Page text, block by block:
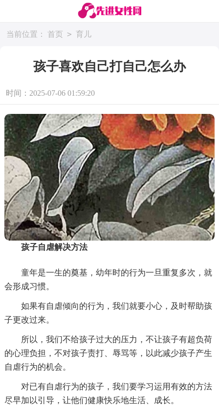
当前位置： 首页 > 育儿
孩子喜欢自己打自己怎么办
时间：2025-07-06 01:59:20
孩子自虐解决方法
童年是一生的奠基，幼年时的行为一旦重复多次，就
会形成习惯。
如果有自虐倾向的行为，我们就要小心，及时帮助孩
子更改过来。
所以，我们不给孩子过大的压力，不让孩子有超负荷
的心理负担，不对孩子责打、辱骂等，以此减少孩子产生
自虐行为的机会。
对已有自虐行为的孩子，我们要学习运用有效的方法
尽早加以引导，让他们健康快乐地生活、成长。